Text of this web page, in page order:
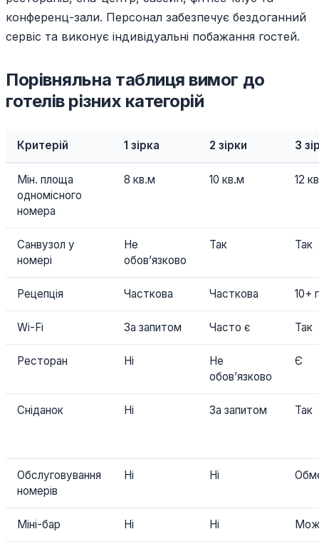
конференц-зали. Персонал забезпечує бездоганний
сервіс та виконує індивідуальні побажання гостей.
Порівняльна таблиця вимог до
готелів різних категорій
Критерій 1 зірка 2 зірки 3
Мін. площа
одномісного
номера
8 кв.м 10 кв.м 12
Санвузол у
номері
Не
обов’язково
Так Так
Рецепція Часткова Часткова 10+
Wi-Fi За запитом Часто є Так
Ресторан Ні
Не
обов’язково
Є
Сніданок Ні За запитом Так
Обслуговування
номерів
Ні Ні
Міні-бар Ні Ні